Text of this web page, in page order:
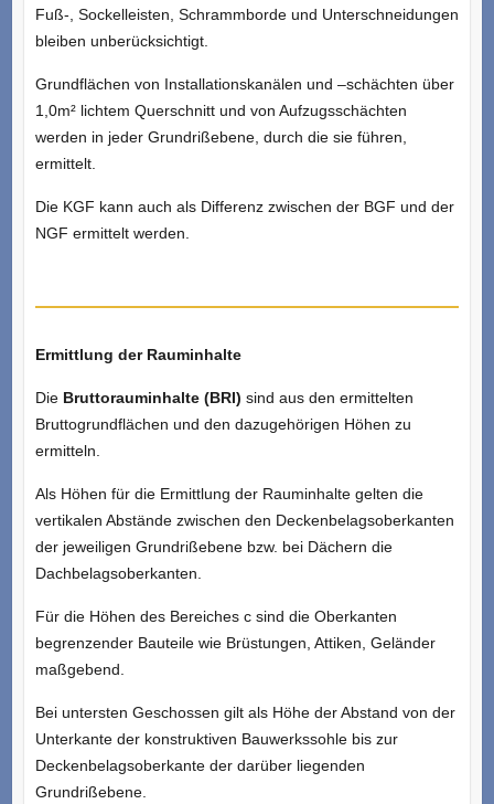
Fuß-, Sockelleisten, Schrammborde und Unterschneidungen
bleiben unberücksichtigt.
Grundflächen von Installationskanälen und –schächten über
1,0m² lichtem Querschnitt und von Aufzugsschächten
werden in jeder Grundrißebene, durch die sie führen,
ermittelt.
Die KGF kann auch als Differenz zwischen der BGF und der
NGF ermittelt werden.
Ermittlung der Rauminhalte
Die Bruttorauminhalte (BRI) sind aus den ermittelten
Bruttogrundflächen und den dazugehörigen Höhen zu
ermitteln.
Als Höhen für die Ermittlung der Rauminhalte gelten die
vertikalen Abstände zwischen den Deckenbelagsoberkanten
der jeweiligen Grundrißebene bzw. bei Dächern die
Dachbelagsoberkanten.
Für die Höhen des Bereiches c sind die Oberkanten
begrenzender Bauteile wie Brüstungen, Attiken, Geländer
maßgebend.
Bei untersten Geschossen gilt als Höhe der Abstand von der
Unterkante der konstruktiven Bauwerkssohle bis zur
Deckenbelagsoberkante der darüber liegenden
Grundrißebene.